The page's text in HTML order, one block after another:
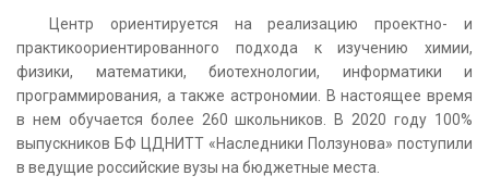
Центр ориентируется на реализацию проектно- и
практикоориентированного подхода к изучению химии,
физики, математики, биотехнологии, информатики и
программирования, а также астрономии. В настоящее время
в нем обучается более 260 школьников. В 2020 году 100%
выпускников БФ ЦДНИТТ «Наследники Ползунова» поступили
в ведущие российские вузы на бюджетные места.